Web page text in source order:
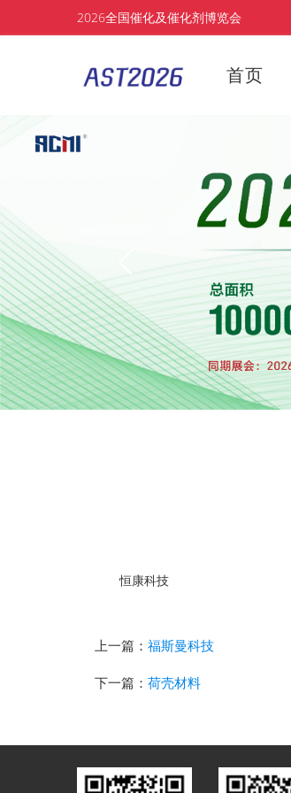
2026全国催化及催化剂博览会
首页
恒康科技
上一篇： 福斯曼科技
下一篇： 荷壳材料